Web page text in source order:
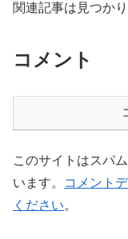
関連記事は見つか
コメント
このサイトはスパ
います。
コメント
ください。